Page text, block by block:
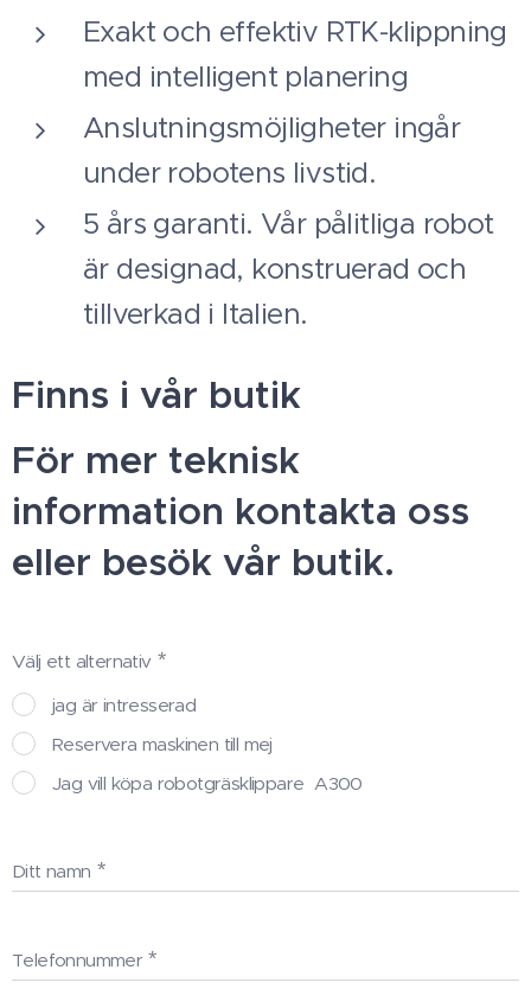
Exakt och effektiv RTK-klippning
med intelligent planering
Anslutningsmöjligheter ingår
under robotens livstid.
5 års garanti. Vår pålitliga robot
är designad, konstruerad och
tillverkad i Italien.
Finns i vår butik
För mer teknisk
information kontakta oss
eller besök vår butik.
Välj ett alternativ
jag är intresserad
Reservera maskinen till mej
Jag vill köpa robotgräsklippare A300
Ditt namn
Telefonnummer